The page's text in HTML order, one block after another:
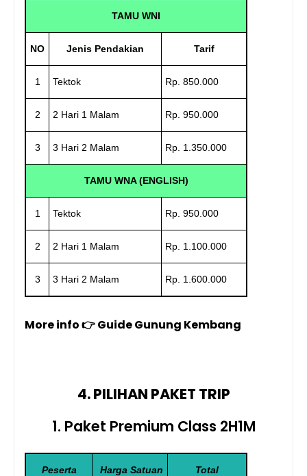
TAMU WNI
NO Jenis Pendakian Tarif
1 Tektok Rp. 850.000
2 2 Hari 1 Malam Rp. 950.000
3 3 Hari 2 Malam Rp. 1.350.000
TAMU WNA (ENGLISH)
1 Tektok Rp. 950.000
2 2 Hari 1 Malam Rp. 1.100.000
3 3 Hari 2 Malam Rp. 1.600.000
More info 👉 Guide Gunung Kembang
4. PILIHAN PAKET TRIP
1. Paket Premium Class 2H1M
Peserta Harga Satuan Total